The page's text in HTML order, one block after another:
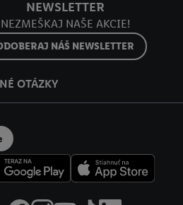
NEWSLETTER
NEZMEŠKAJ NAŠE AKCIE!
NÁŠ NEWSLETTER
OTÁZKY